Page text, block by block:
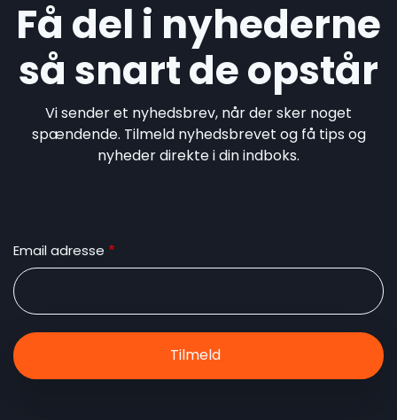
Få del i nyhederne
så snart de opstår
Vi sender et nyhedsbrev, når der sker noget
spændende. Tilmeld nyhedsbrevet og få tips og
nyheder direkte i din indboks.
Email adresse